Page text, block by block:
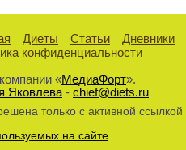
Диеты Статьи
Дневники
конфиденциальности
«МедиаФорт».
Яковлева - chief@diets.ru
только с активной ссылкой
на сайте